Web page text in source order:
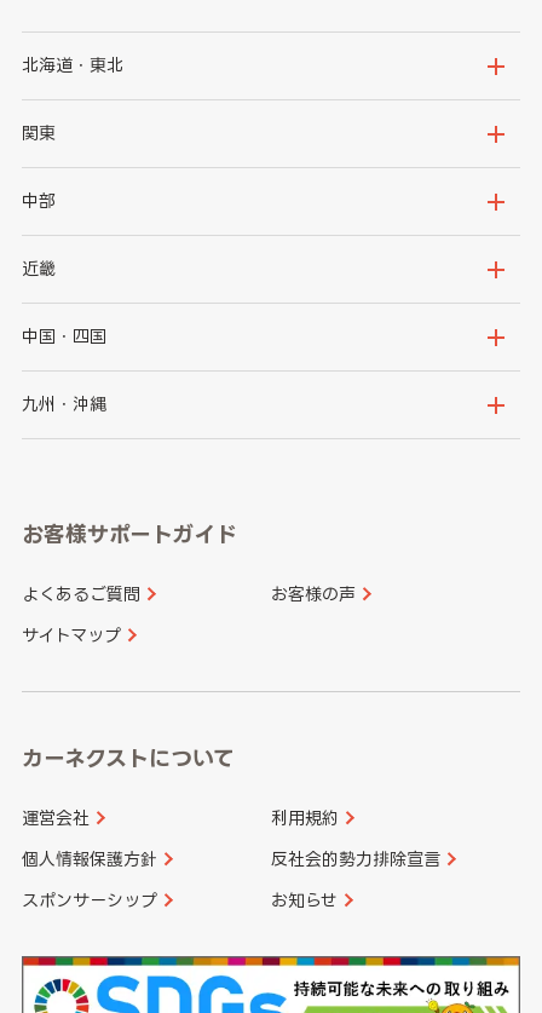
北海道・東北
北海道
岩手県
秋田県
関東
茨城県
群馬県
千葉県
神奈川県
中部
新潟県
石川県
山梨県
愛知県
近畿
大阪府
京都府
和歌山県
中国・四国
鳥取県
山口県
香川県 愛媛県
九州・沖縄
長崎県
大分県 宮崎県
お客様サポートガイド
よくあるご質問 お客様の声
サイトマップ
カーネクストについて
運営会社 利用規約
個人情報保護方針 反社会的勢力排除宣言
スポンサーシップ お知らせ